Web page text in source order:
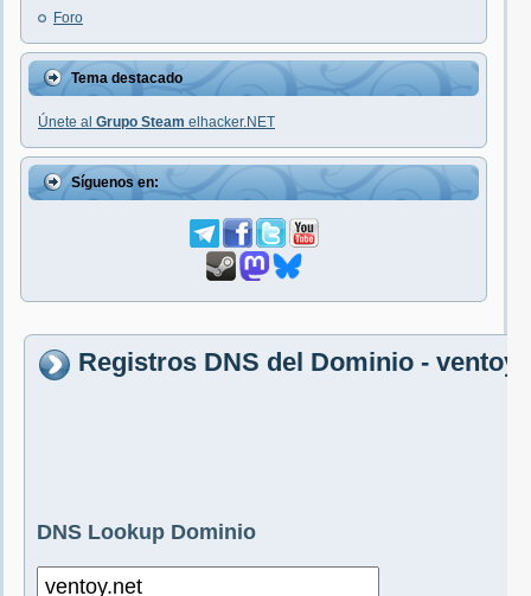
Foro
Tema destacado
Únete al Grupo Steam elhacker.NET
Síguenos en:
Registros DNS del Dominio -
DNS Lookup Dominio